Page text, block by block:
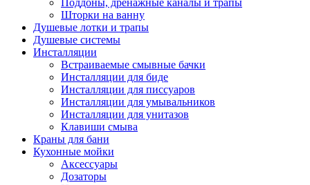
Поддоны, дренажные каналы и трапы
Шторки на ванну
Душевые лотки и трапы
Душевые системы
Инсталляции
Встраиваемые смывные бачки
Инсталляции для биде
Инсталляции для писсуаров
Инсталляции для умывальников
Инсталляции для унитазов
Клавиши смыва
Краны для бани
Кухонные мойки
Аксессуары
Дозаторы